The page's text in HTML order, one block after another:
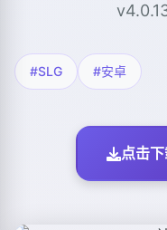
#SLG #安卓
点击